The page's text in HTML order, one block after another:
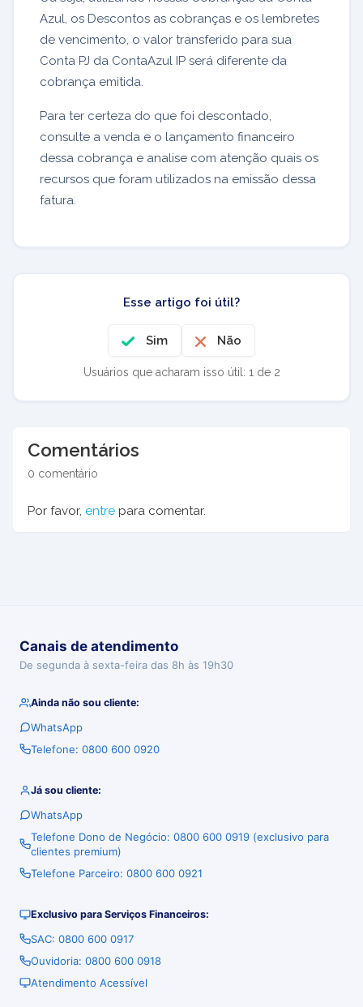
Azul, os Descontos as cobranças e os lembretes
de vencimento, o valor transferido para sua
Conta PJ da ContaAzul IP será diferente da
cobrança emitida.
Para ter certeza do que foi descontado,
consulte a venda e o lançamento financeiro
dessa cobrança e analise com atenção quais os
recursos que foram utilizados na emissão dessa
fatura.
Esse artigo foi útil?
Sim Não
Usuários que acharam isso útil: 1 de 2
Comentários
0 comentário
Por favor, entre para comentar.
Canais de atendimento
De segunda à sexta-feira das 8h às 19h30
Ainda não sou cliente:
WhatsApp
Telefone: 0800 600 0920
Já sou cliente:
WhatsApp
Telefone Dono de Negócio: 0800 600 0919 (exclusivo para
clientes premium)
Telefone Parceiro: 0800 600 0921
Exclusivo para Serviços Financeiros:
SAC: 0800 600 0917
Ouvidoria: 0800 600 0918
Atendimento Acessível